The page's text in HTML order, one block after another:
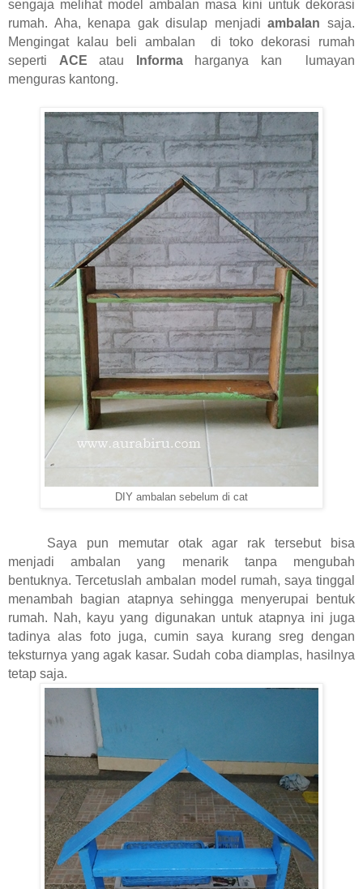
sengaja melihat model ambalan masa kini untuk dekorasi
rumah. Aha, kenapa gak disulap menjadiambalan saja.
Mengingat kalau beli ambalan di toko dekorasi rumah
seperti ACE atau Informa harganya kan lumayan
menguras kantong.
DIY ambalan sebelum di cat
Saya pun memutar otak agar rak tersebut bisa
menjadi ambalan yang menarik tanpa mengubah
bentuknya. Tercetuslah ambalan model rumah, saya tinggal
menambah bagian atapnya sehingga menyerupai bentuk
rumah. Nah, kayu yang digunakan untuk atapnya ini juga
tadinya alas foto juga, cumin saya kurang sreg dengan
teksturnya yang agak kasar. Sudah coba diamplas, hasilnya
tetap saja.